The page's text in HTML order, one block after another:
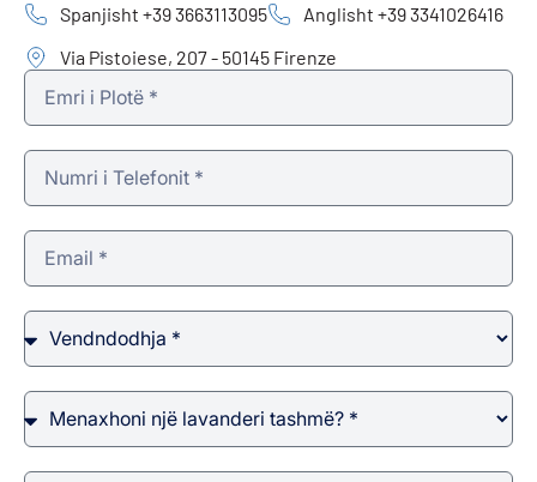
Spanjisht +39 3663113095
Anglisht +39 3341026416
Via Pistoiese, 207 - 50145 Firenze